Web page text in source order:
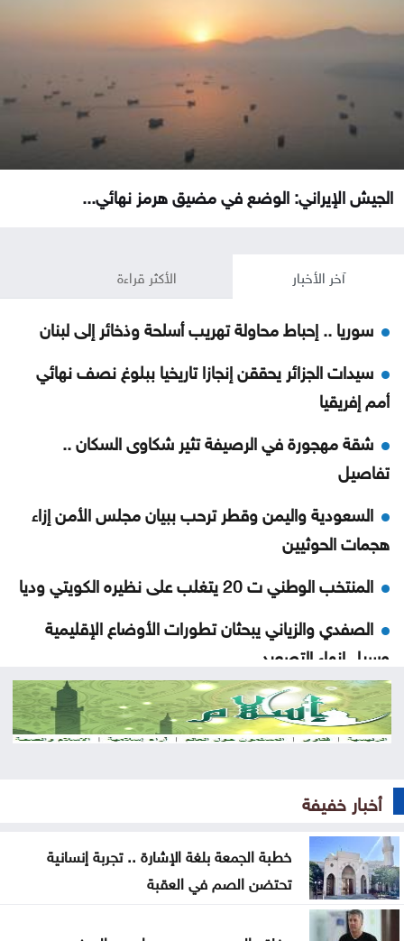
الجيش الإيراني: الوضع في مضيق هرمز نهائي...
آخر الأخبار الأكثر قراءة
سوريا .. إحباط محاولة تهريب أسلحة وذخائر إلى لبنان
سيدات الجزائر يحققن إنجازا تاريخيا ببلوغ نصف نهائي
أمم إفريقيا
شقة مهجورة في الرصيفة تثير شكاوى السكان ..
تفاصيل
السعودية واليمن وقطر ترحب ببيان مجلس الأمن إزاء
هجمات الحوثيين
المنتخب الوطني ت 20 يتغلب على نظيره الكويتي وديا
الصفدي والزياني يبحثان تطورات الأوضاع الإقليمية
وسبل إنهاء التصعيد
اضطرابات جوية موسمية تضرب مناطق عربية خلال
الأيام المقبلة
استحقاقات ثقيلة واختبار حقيقي للكفاءة والحوكمة
تركيا تطالب روسيا وأوكرانيا بتعليق الهجمات في البحر
الأسود
اتفاق مكة وإعادة تشكيل الأمن الإقليمي… لماذا تبحث
أخبار خفيفة
خطبة الجمعة بلغة الإشارة .. تجربة إنسانية
تحتضن الصم في العقبة